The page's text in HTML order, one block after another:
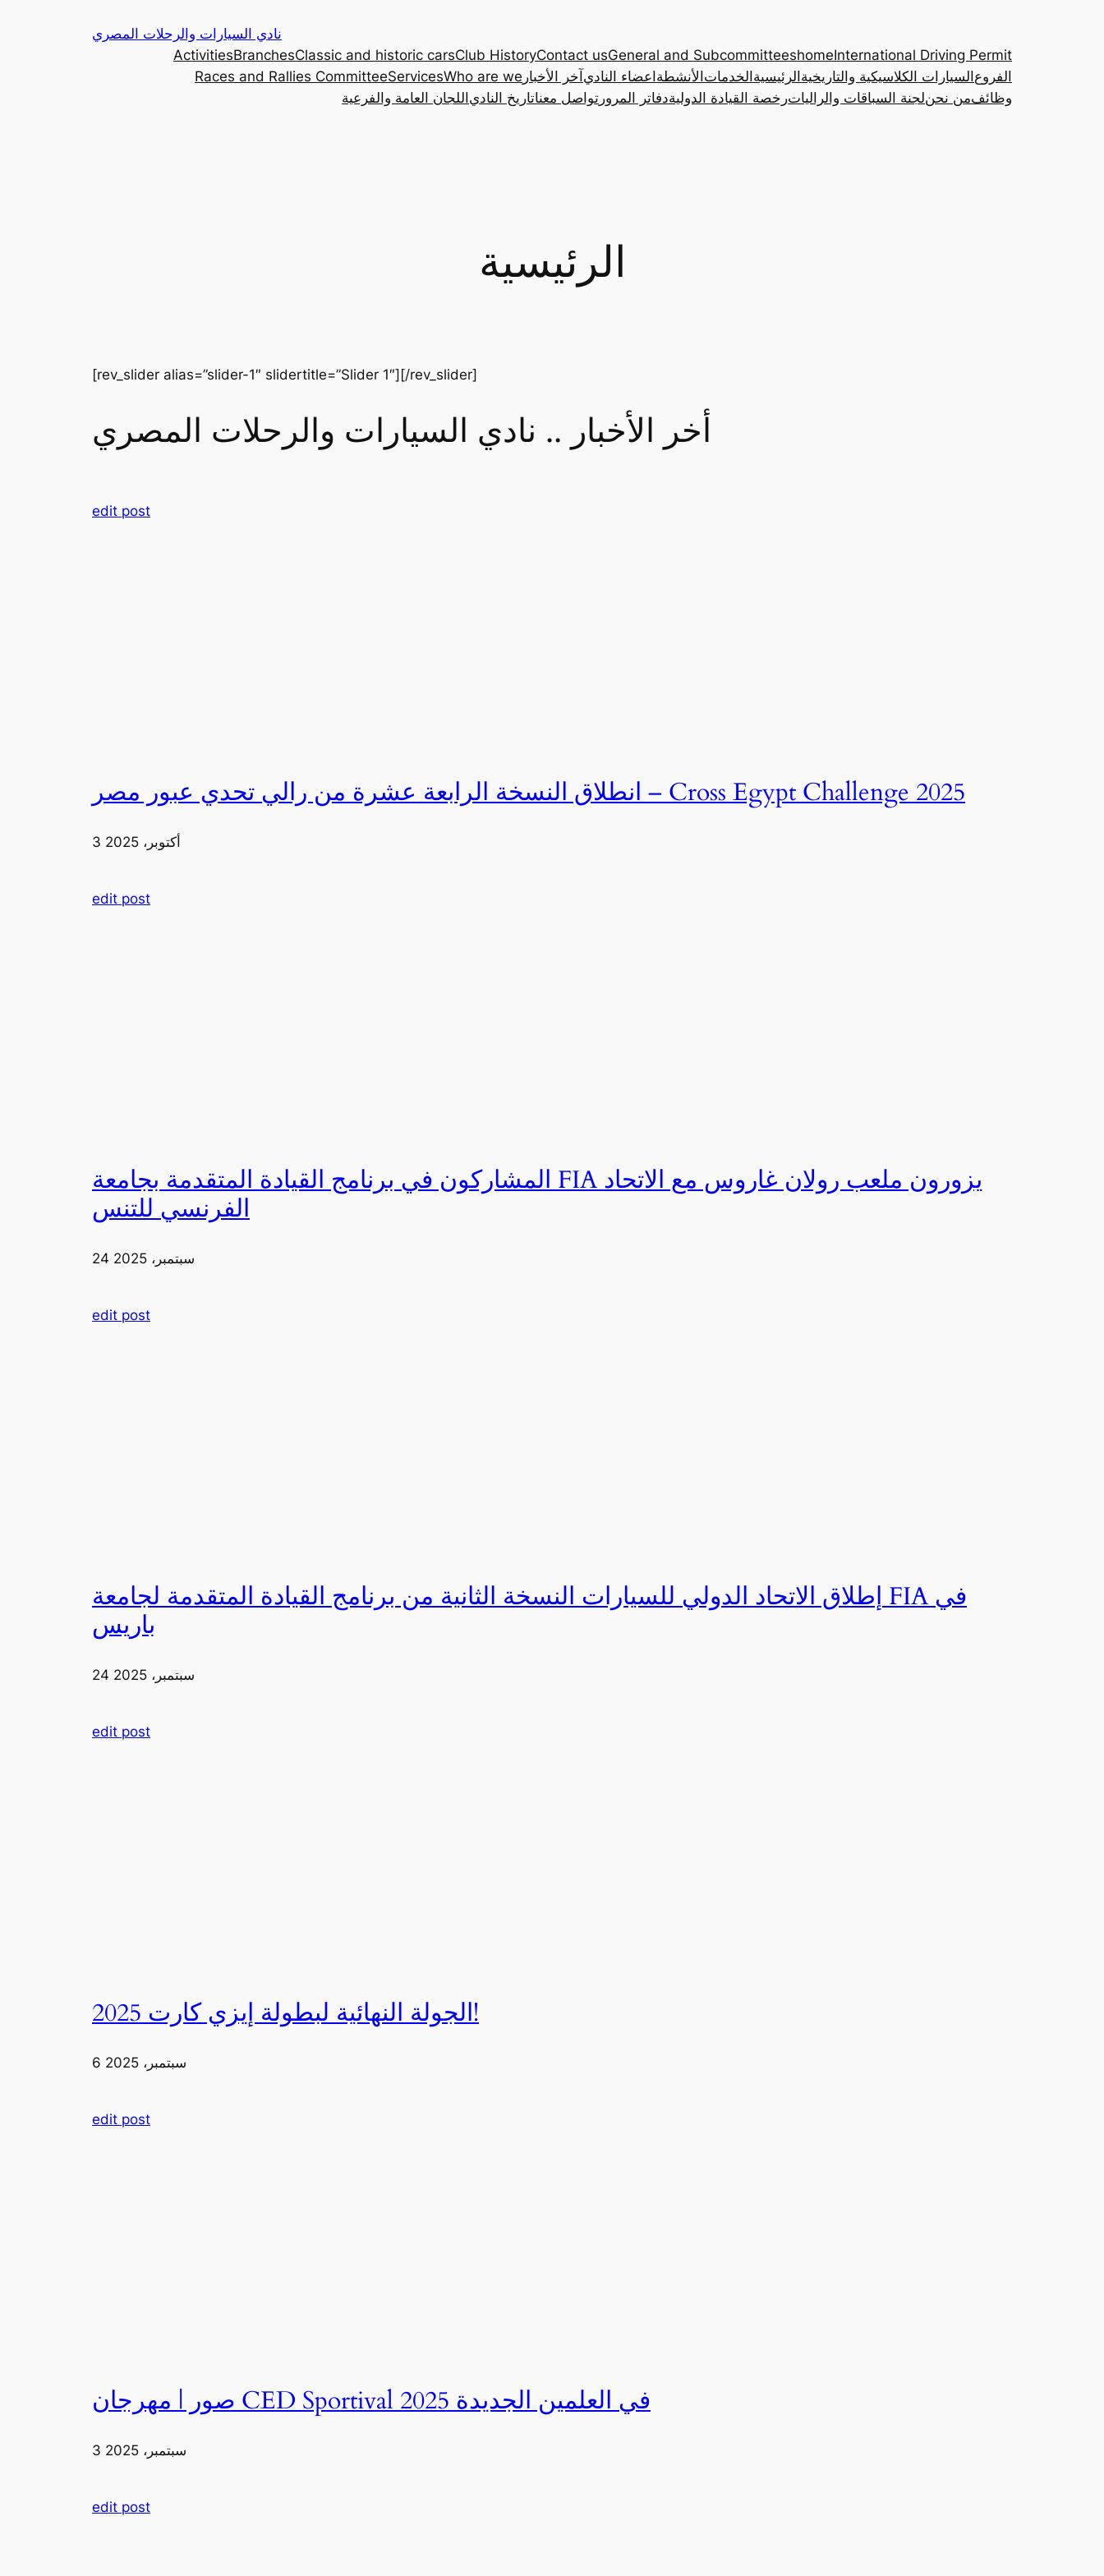
نادي السيارات والرحلات المصري
ActivitiesBranchesClassic and historic carsClub HistoryContact usGeneral and SubcommitteeshomeInternational Driving Permit
Races and Rallies CommitteeServicesWho are we آخر الأخبار اعضاء النادي الأنشطة الخدمات الرئيسية السيارات الكلاسيكية والتاريخية الفروع
اللجان العامة والفرعية تاريخ الناديتواصل معنا دفاتر المروررخصة القيادة الدوليةلجنة السباقات والرالياتمن نحنوظائف
الرئيسية
[rev_slider alias=”slider-1″ slidertitle=”Slider 1″][/rev_slider]
أخر الأخبار .. نادي السيارات والرحلات المصري
edit post
انطلاق النسخة الرابعة عشرة من رالي تحدي عبور مصر – Cross Egypt Challenge 2025
3 أكتوبر، 2025
edit post
المشاركون في برنامج القيادة المتقدمة بجامعة FIA يزورون ملعب رولان غاروس مع الاتحاد
الفرنسي للتنس
24 سبتمبر، 2025
edit post
إطلاق الاتحاد الدولي للسيارات النسخة الثانية من برنامج القيادة المتقدمة لجامعة FIA في
باريس
24 سبتمبر، 2025
edit post
الجولة النهائية لبطولة إيزي كارت 2025!
6 سبتمبر، 2025
edit post
صور | مهرجان CED Sportival في العلمين الجديدة 2025
3 سبتمبر، 2025
edit post